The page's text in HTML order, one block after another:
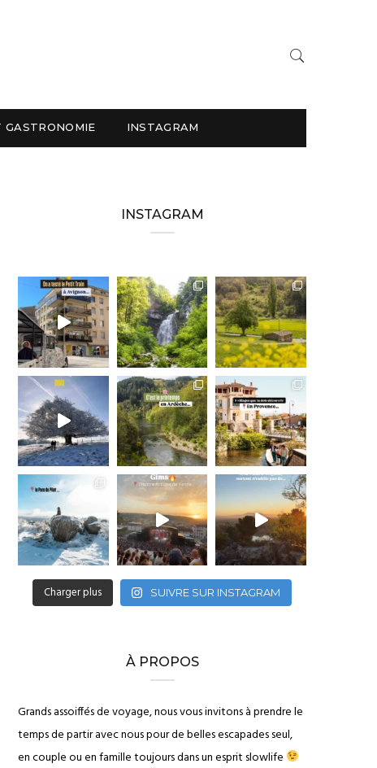
GASTRONOMIE INSTAGRAM
INSTAGRAM
Charger plus SUIVRE SUR INSTAGRAM
À PROPOS
Grands assoiffés de voyage, nous vous invitons à prendre le
temps de partir avec nous pour de belles escapades seul,
en couple ou en famille toujours dans un esprit slowlife